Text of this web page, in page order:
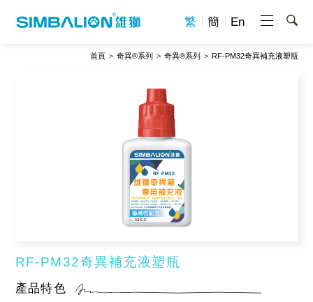
繁 簡 En
首頁 奇異®系列 奇異®系列 RF-PM32奇異補充液塑瓶
RF-PM32奇異補充液塑瓶
產品特色